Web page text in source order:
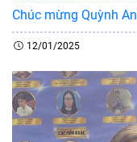
Chúc mừng Quỳnh
12/01/2025